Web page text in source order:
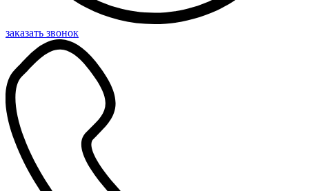
заказать звонок